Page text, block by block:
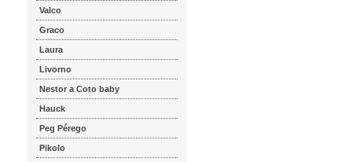
Valco
Graco
Laura
Livorno
Nestor a Coto baby
Hauck
Peg Pérego
Pikolo